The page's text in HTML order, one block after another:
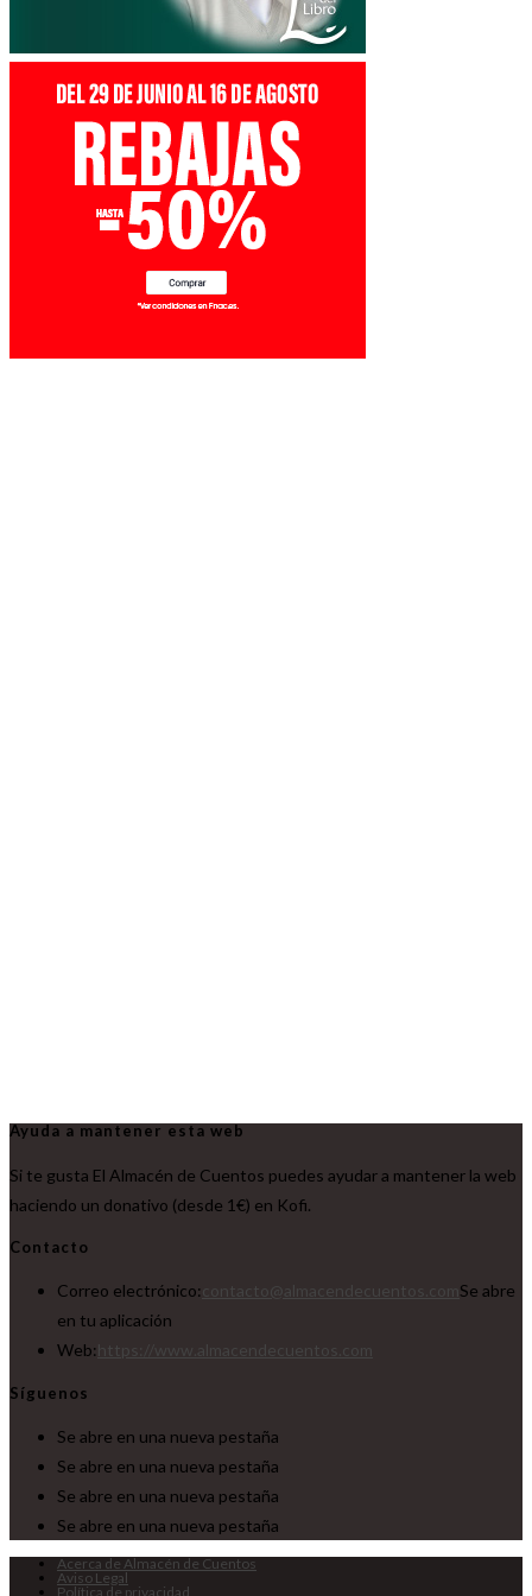
Ayuda a mantener esta web
Si te gusta El Almacén de Cuentos puedes ayudar a mantener la web
haciendo un donativo (desde 1€) en Kofi.
Contacto
Correo electrónico:
Se abre
en tu aplicación
Web:
Síguenos
Se abre en una nueva pestaña
Se abre en una nueva pestaña
Se abre en una nueva pestaña
Se abre en una nueva pestaña
Acerca de Almacén de Cuentos
Aviso Legal
Política de privacidad